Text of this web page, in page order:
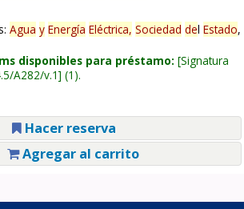
Agua y Energía Eléctrica, Sociedad del Estado,
disponibles para préstamo: Signatura
A282/v.1 (1).
Hacer reserva
Agregar al carrito